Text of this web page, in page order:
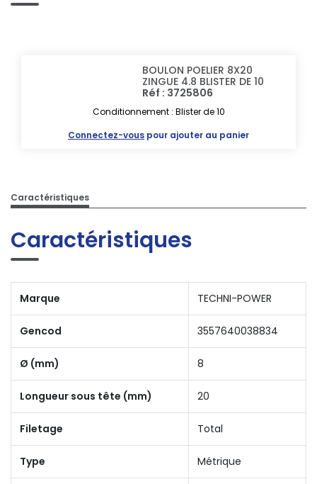
BOULON POELIER 8X20
ZINGUE 4.8 BLISTER DE 10
Réf : 3725806
Conditionnement : Blister de 10
Connectez-vous pour ajouter au panier
Caractéristiques
Caractéristiques
Marque TECHNI-POWER
Gencod 3557640038834
Ø (mm) 8
Longueur sous tête (mm) 20
Filetage Total
Type Métrique